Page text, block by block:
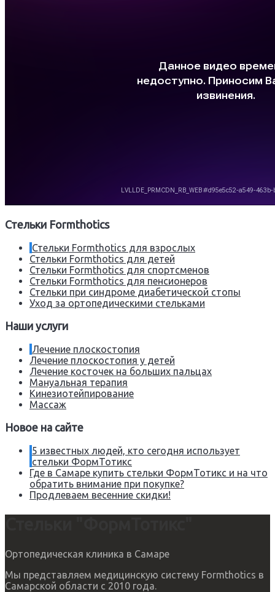
Стельки Formthotics
Стельки Formthotics для взрослых
Стельки Formthotics для детей
Стельки Formthotics для спортсменов
Стельки Formthotics для пенсионеров
Стельки при синдроме диабетической стопы
Уход за ортопедическими стельками
Наши услуги
Лечение плоскостопия
Лечение плоскостопия у детей
Лечение косточек на больших пальцах
Мануальная терапия
Кинезиотейпирование
Массаж
Новое на сайте
5 известных людей, кто сегодня использует
стельки ФормТотикс
Где в Самаре купить стельки ФормТотикс и на что
обратить внимание при покупке?
Продлеваем весенние скидки!
Ортопедическая клиника в Самаре
Мы представляем медицинскую систему Formthotics в
Самарской области с 2010 года.